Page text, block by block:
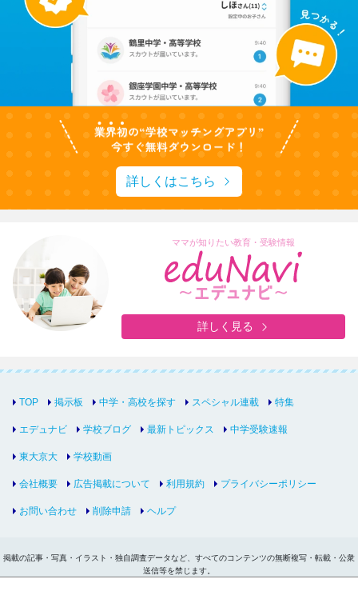
詳しくはこちら
ママが知りたい教育・受験情報
詳しく見る
TOP 掲示板 中学・高校を探す スペシャル連載 特集
エデュナビ 学校ブログ 最新トピックス 中学受験速報
東大京大 学校動画
会社概要 広告掲載について 利用規約 プライバシーポリシー
お問い合わせ 削除申請 ヘルプ
掲載の記事・写真・イラスト・独自調査データなど、すべてのコンテンツの無断複写・転載・公衆
送信等を禁じます。